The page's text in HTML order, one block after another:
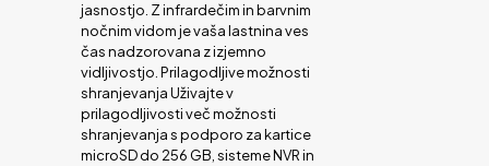
jasnostjo. Z infrardečim in barvnim
nočnim vidom je vaša lastnina ves
čas nadzorovana z izjemno
vidljivostjo. Prilagodljive možnosti
shranjevanja Uživajte v
prilagodljivosti več možnosti
shranjevanja s podporo za kartice
microSD do 256 GB, sisteme NVR in